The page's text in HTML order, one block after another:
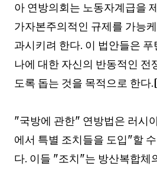
아 연방의회는 노동자계급을
가자본주의적인 규제를 가능
과시키려 한다. 이 법안들은
나에 대한 자신의 반동적인 전
도록 돕는 것을 목적으로 한다
"국방에 관한" 연방법은 러시
에서 특별 조치들을 도입"할
다. 이들 "조치"는 방산복합체